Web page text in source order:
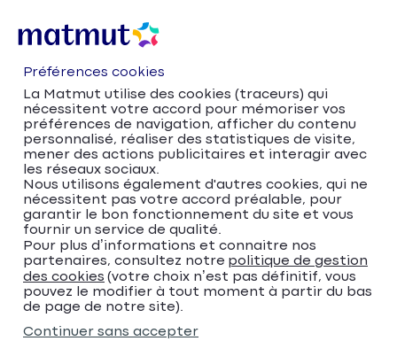
Accueil
Trouver votre agence Matmut
Provence-Alpes-Côte d'Azur
Bouches-du-Rhône
Berre-l'Étang
Trouver votre agence
Matmut
Veuillez renseigner une adresse
Préférences cookies
La Matmut utilise des cookies (traceurs) qui
nécessitent votre accord pour mémoriser vos
préférences de navigation, afficher du contenu
personnalisé, réaliser des statistiques de visite,
mener des actions publicitaires et interagir avec
les réseaux sociaux.
Nous utilisons également d'autres cookies, qui ne
nécessitent pas votre accord préalable, pour
garantir le bon fonctionnement du site et vous
fournir un service de qualité.
Pour plus d’informations et connaitre nos
partenaires, consultez notre politique de gestion
des cookies (votre choix n’est pas définitif, vous
pouvez le modifier à tout moment à partir du bas
de page de notre site).
Continuer sans accepter